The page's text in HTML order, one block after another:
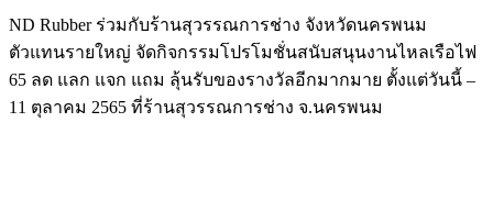
ND Rubber ร่วมกับร้านสุวรรณการช่าง จังหวัดนครพนม
ตัวแทนรายใหญ่ จัดกิจกรรมโปรโมชั่นสนับสนุนงานไหลเรือไฟ
65 ลด แลก แจก แถม ลุ้นรับของรางวัลอีกมากมาย ตั้งแต่วันนี้ –
11 ตุลาคม 2565 ที่ร้านสุวรรณการช่าง จ.นครพนม